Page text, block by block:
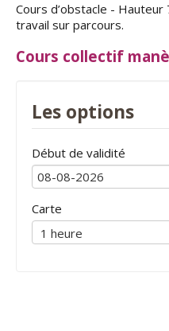
Cours d’obstacle -
travail sur parcours.
Cours collectif
Les options
Début de validité
Carte